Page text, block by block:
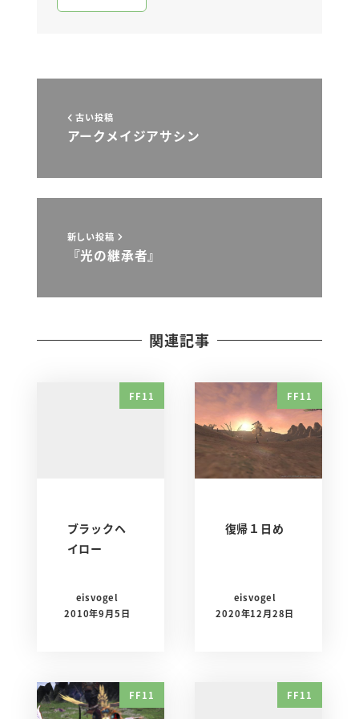
古い投稿
アークメイジアサシン
新しい投稿
『光の継承者』
関連記事
FF11
ブラックヘ
イロー
eisvogel
2010年9月5日
FF11
復帰１日め
eisvogel
2020年12月28日
FF11 FF11